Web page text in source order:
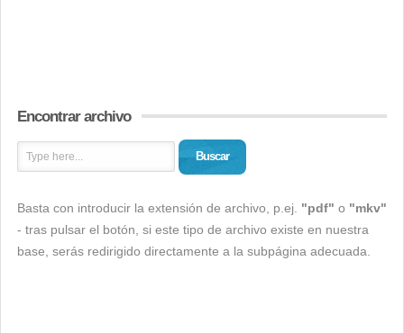
Encontrar archivo
Buscar
Basta con introducir la extensión de archivo, p.ej. "pdf" o "mkv"
- tras pulsar el botón, si este tipo de archivo existe en nuestra
base, serás redirigido directamente a la subpágina adecuada.